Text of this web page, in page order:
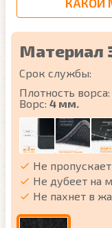
Материал
Срок службы:
Плотность ворса:
Ворс: 4 мм.
Не
Не дубеет на
Не пахнет в